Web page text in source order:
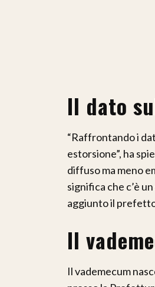
Il dato
“Raffrontando i
estorsione”, ha
diffuso ma meno
significa che c’è
aggiunto il
Il
Il vademecum